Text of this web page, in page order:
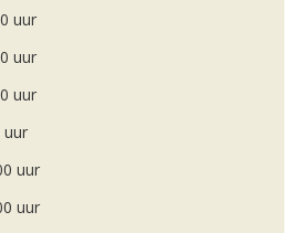
uur
uur
uur
uur
uur
uur